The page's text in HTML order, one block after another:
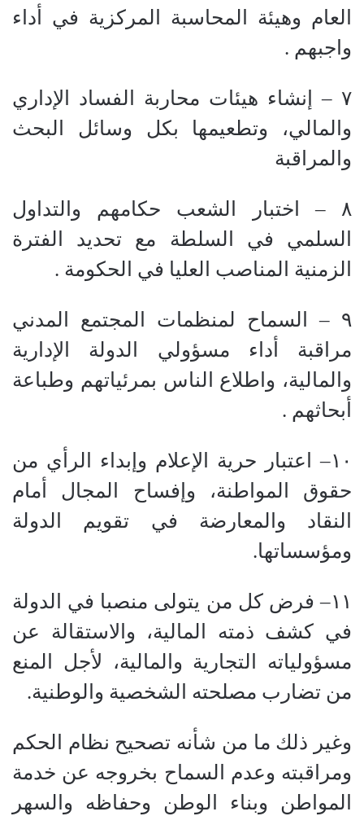
العام وهيئة المحاسبة المركزية في أداء
واجبهم .
٧ –إنشاء هيئات محاربة الفساد الإداري
والمالي، وتطعيمها بكل وسائل البحث
والمراقبة
٨ –اختبار الشعب حكامهم والتداول
السلمي في السلطة مع تحديد الفترة
الزمنية المناصب العليا في الحكومة .
٩ –السماح لمنظمات المجتمع المدني
مراقبة أداء مسؤولي الدولة الإدارية
والمالية، واطلاع الناس بمرئياتهم وطباعة
أبحاثهم .
١٠–اعتبار حرية الإعلام وإبداء الرأي من
حقوق المواطنة، وإفساح المجال أمام
النقاد والمعارضة في تقويم الدولة
ومؤسساتها.
١١–فرض كل من يتولى منصبا في الدولة
في كشف ذمته المالية، والاستقالة عن
مسؤولياته التجارية والمالية، لأجل المنع
من تضارب مصلحته الشخصية والوطنية.
وغير ذلك ما من شأنه تصحيح نظام الحكم
ومراقبته وعدم السماح بخروجه عن خدمة
المواطن وبناء الوطن وحفاظه والسهر